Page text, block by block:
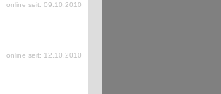
online seit: 09.10.2010
online seit: 12.10.2010